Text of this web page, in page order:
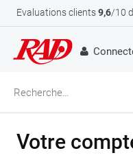
Evaluations clients9,6/10
Votre